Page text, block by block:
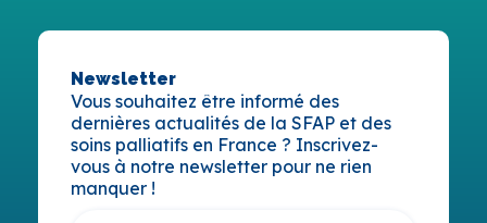
Newsletter
Vous souhaitez être informé des
dernières actualités de la SFAP et des
soins palliatifs en France ? Inscrivez-
vous à notre newsletter pour ne rien
manquer !